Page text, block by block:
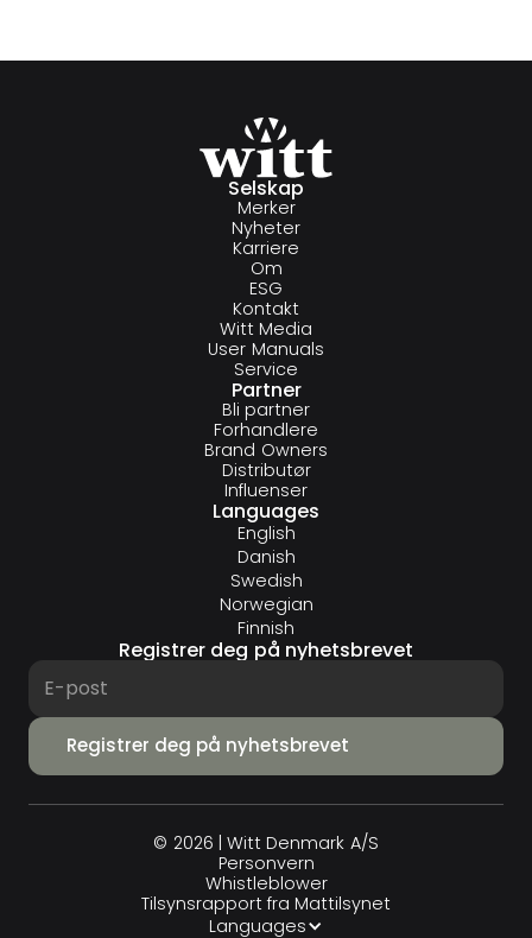
Selskap
Merker
Nyheter
Karriere
Om
ESG
Kontakt
Witt Media
User Manuals
Service
Partner
Bli partner
Forhandlere
Brand Owners
Distributør
Influenser
Languages
English
Danish
Swedish
Norwegian
Finnish
Registrer deg på nyhetsbrevet
© 2026 | Witt Denmark A/S
Personvern
Whistleblower
Tilsynsrapport fra Mattilsynet
Languages